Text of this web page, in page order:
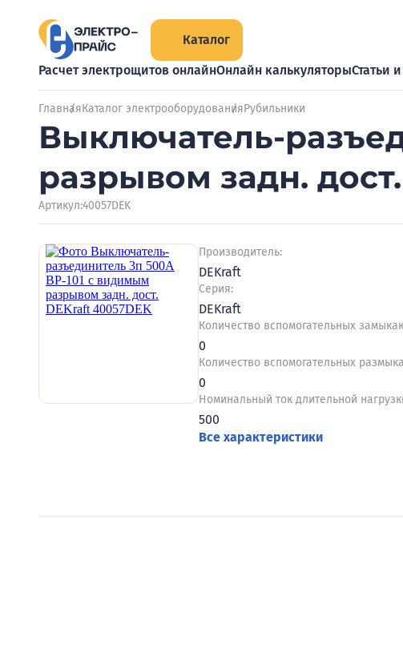
Каталог
Расчет электрощитов онлайнОнлайн калькуляторыСтатьи
ГлавнаяКаталог электрооборудованияРубильники
Выключатель-
разрывом задн.
Артикул:40057DEK
Производитель:
DEKraft
Серия:
DEKraft
Количество вспомогательных
0
Количество вспомогательных
0
Номинальный ток длительной
500
Все характеристики